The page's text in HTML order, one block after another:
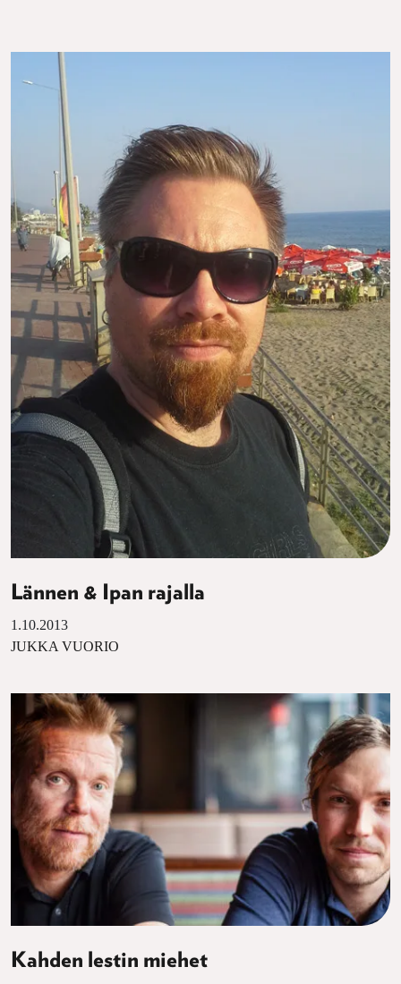
Lännen & Ipan rajalla
1.10.2013
JUKKA VUORIO
Kahden lestin miehet